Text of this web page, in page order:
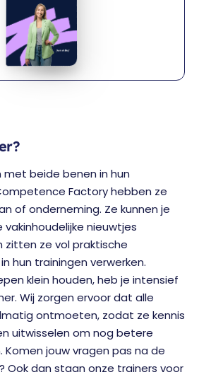
beide benen in hun
Factory hebben ze
of onderneming. Ze kunnen je
nieuwtjes
zitten ze vol praktische
hun trainingen verwerken.
klein houden, heb je intensief
Wij zorgen ervoor dat alle
ontmoeten, zodat ze kennis
uitwisselen om nog betere
jouw vragen pas na de
Ook dan staan onze trainers voor